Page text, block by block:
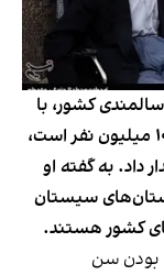
کشور، با
بیان اینکه جمعیت سالمند کشور نزدیک به ۱۰ میلیون نفر است،
داد. به گفته او
سیستان
کشور هستند.
بودن سن